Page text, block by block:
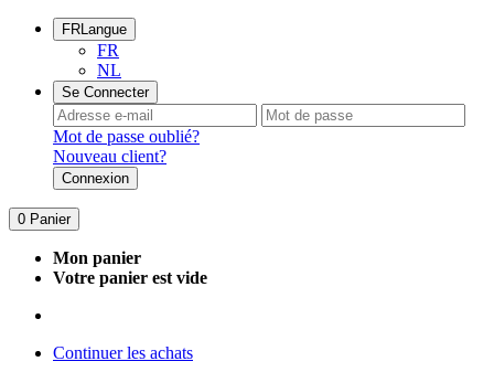
FRLangue
FR
NL
Se Connecter
Mot de passe oublié?
Nouveau client?
Connexion
0 Panier
Mon panier
Votre panier est vide
Continuer les achats